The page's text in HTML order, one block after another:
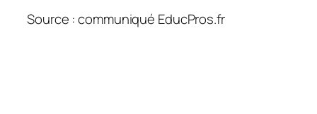
Source : communiqué EducPros.fr